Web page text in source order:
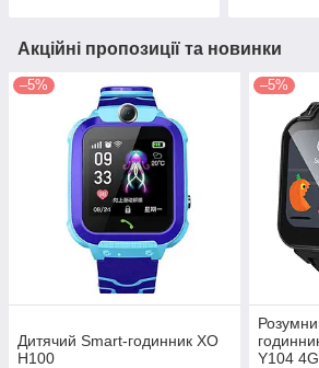
Акційні пропозиції та новинки
–5%
Дитячий Smart-годинник XO
H100
–5%
Y104